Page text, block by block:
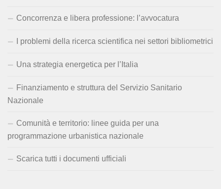
Concorrenza e libera professione: l’avvocatura
I problemi della ricerca scientifica nei settori bibliometrici
Una strategia energetica per l’Italia
Finanziamento e struttura del Servizio Sanitario
Nazionale
Comunità e territorio: linee guida per una
programmazione urbanistica nazionale
Scarica tutti i documenti ufficiali